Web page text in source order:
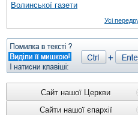
Волинської газети
Усі
Сайт нашої Церкви
Сайти нашої єпархії